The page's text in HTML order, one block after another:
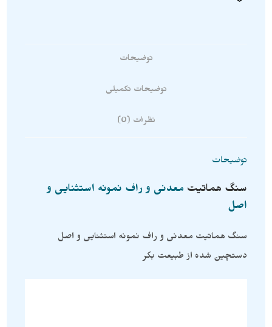
توضیحات
توضیحات تکمیلی
نظرات (0)
توضیحات
سنگ هماتیت معدنی و راف نمونه استثنایی و
اصل
سنگ هماتیت معدنی و راف نمونه استثنایی و اصل
دستچین شده از طبیعت بکر